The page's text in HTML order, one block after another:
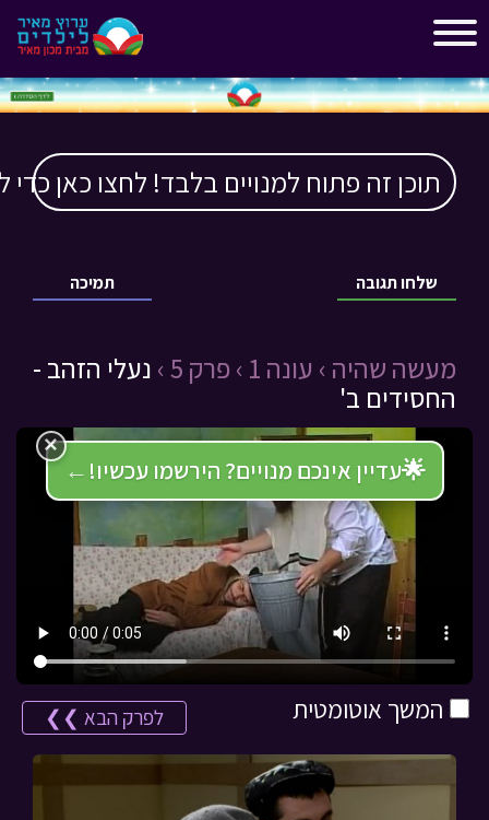
תוכן זה פתוח למנויים בלבד! לחצו כאן כדי
תמיכה שלחו תגובה
מעשה שהיה › עונה 1 › פרק 5 ›
נעלי הזהב -
החסידים ב'
🌟עדיין אינכם מנויים? הירשמו עכשיו! ←
×
המשך אוטומטית לפרק הבא ❯❯